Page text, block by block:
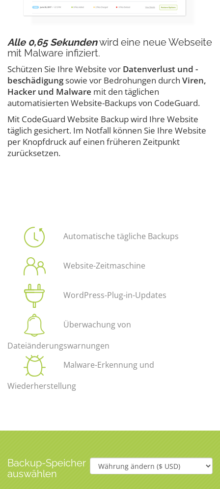
Alle 0,65 Sekundenwird eine neue Webseite
mit Malware infiziert.
Schützen Sie Ihre Website vor Datenverlust und -
beschädigungsowie vor Bedrohungen durch Viren,
Hacker und Malware mit den täglichen
automatisierten Website-Backups von CodeGuard.
Mit CodeGuard Website Backup wird Ihre Website
täglich gesichert. Im Notfall können Sie Ihre Website
per Knopfdruck auf einen früheren Zeitpunkt
zurücksetzen.
Automatische tägliche Backups
Website-Zeitmaschine
WordPress-Plug-in-Updates
Überwachung von
Dateiänderungswarnungen
Malware-Erkennung und
Wiederherstellung
Backup-Speicher
auswählen